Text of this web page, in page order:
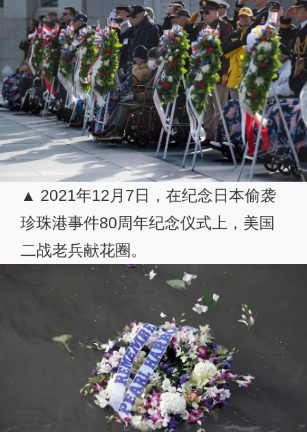
▲ 2021年12月7日，在纪念日本偷袭
珍珠港事件80周年纪念仪式上，美国
二战老兵献花圈。